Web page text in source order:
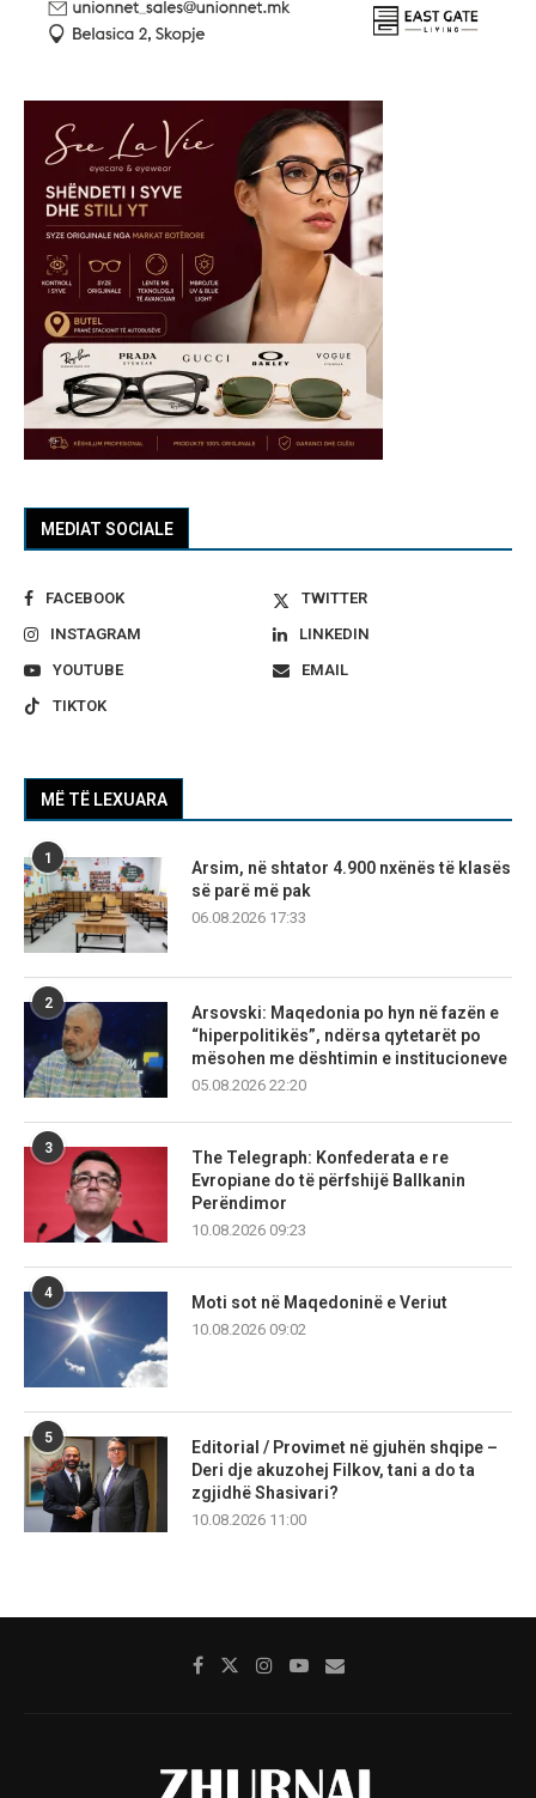
MEDIAT SOCIALE
FACEBOOK
TWITTER
INSTAGRAM
LINKEDIN
YOUTUBE
EMAIL
TIKTOK
MË TË LEXUARA
1
Arsim, në shtator 4.900 nxënës të klasës
së parë më pak
06.08.2026 17:33
2
Arsovski: Maqedonia po hyn në fazën e
“hiperpolitikës”, ndërsa qytetarët po
mësohen me dështimin e institucioneve
05.08.2026 22:20
3
The Telegraph: Konfederata e re
Evropiane do të përfshijë Ballkanin
Perëndimor
10.08.2026 09:23
4
Moti sot në Maqedoninë e Veriut
10.08.2026 09:02
5
Editorial / Provimet në gjuhën shqipe –
Deri dje akuzohej Filkov, tani a do ta
zgjidhë Shasivari?
10.08.2026 11:00